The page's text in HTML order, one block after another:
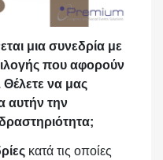
αι μια συνεδρία με
ιλογής που αφορούν
Θέλετε να μας
αυτήν την
κατά τις οποίες